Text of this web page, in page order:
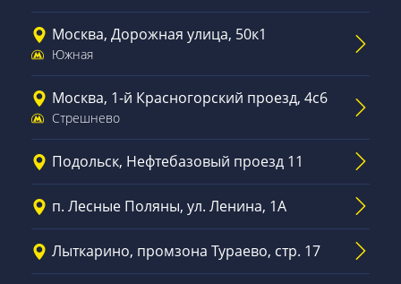
Москва, Дорожная улица, 50к1
Южная
Москва, 1-й Красногорский проезд, 4с6
Стрешнево
Подольск, Нефтебазовый проезд 11
п. Лесные Поляны, ул. Ленина, 1А
Лыткарино, промзона Тураево, стр. 17